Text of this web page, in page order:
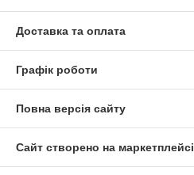
Доставка та оплата
Графік роботи
Повна версія сайту
Сайт створено на маркетплейсі